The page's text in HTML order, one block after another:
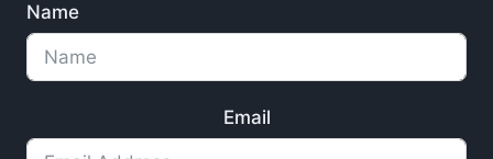
Name
Email